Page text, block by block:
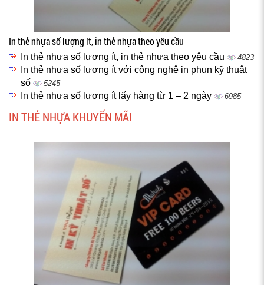
In thẻ nhựa số lượng ít, in thẻ nhựa theo yêu cầu
In thẻ nhựa số lượng ít, in thẻ nhựa theo yêu cầu 4823
In thẻ nhựa số lượng ít với công nghệ in phun kỹ thuật
số
5245
In thẻ nhựa số lượng ít lấy hàng từ 1 – 2 ngày 6985
IN THẺ NHỰA KHUYẾN MÃI